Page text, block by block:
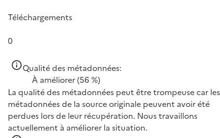
Téléchargements
0
Qualité des métadonnées:
À améliorer(56 %)
La qualité des métadonnées peut être trompeuse car les
métadonnées de la source originale peuvent avoir été
perdues lors de leur récupération. Nous travaillons
actuellement à améliorer la situation.